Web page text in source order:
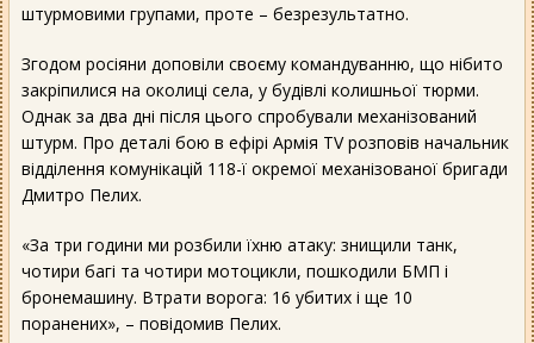
штурмовими групами, проте – безрезультатно.
Згодом росіяни доповіли своєму командуванню, що нібито
закріпилися на околиці села, у будівлі колишньої тюрми.
Однак за два дні після цього спробували механізований
штурм. Про деталі бою в ефірі Армія TV розповів начальник
відділення комунікацій 118-ї окремої механізованої бригади
Дмитро Пелих.
«За три години ми розбили їхню атаку: знищили танк,
чотири багі та чотири мотоцикли, пошкодили БМП і
бронемашину. Втрати ворога: 16 убитих і ще 10
поранених», – повідомив Пелих.